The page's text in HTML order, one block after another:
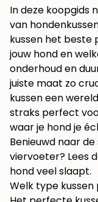
In deze koopgids
van
kussen het beste
jouw hond en
onderhoud en
juiste maat zo
kussen een
straks perfect
waar je hond je
Benieuwd naar
viervoeter? Lees
hond veel slaapt.
Welk type kussen